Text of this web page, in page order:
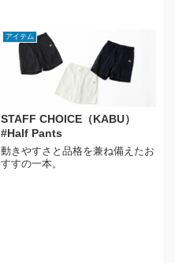
アイテム
STAFF CHOICE（KABU）
#Half Pants
動きやすさと品格を兼ね備えたお
すすの一本。